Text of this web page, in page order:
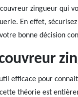
zingueur qui
En effet,
bonne décision
efficace pour
théorie est